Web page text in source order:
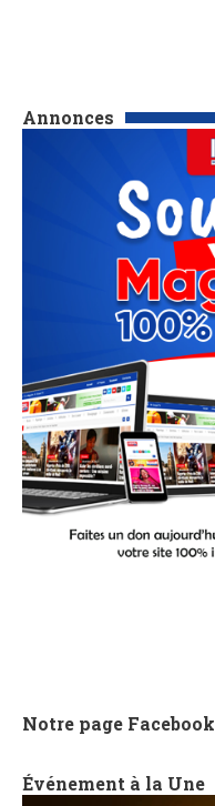
Annonces
Notre page Facebook
Événement à la Une